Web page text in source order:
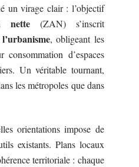
un virage clair : l’objectif
nette(ZAN) s’inscrit
, obligeant les
d’espaces
Un véritable tournant,
les métropoles que dans
orientations impose de
existants. Plans locaux
territoriale : chaque